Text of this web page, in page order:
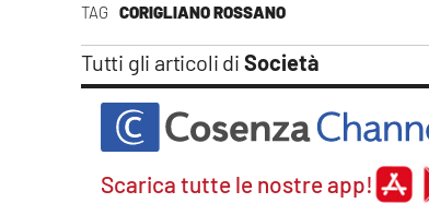
TAG CORIGLIANO ROSSANO
Tutti gli articoli di Società
Scarica tutte le nostre app!